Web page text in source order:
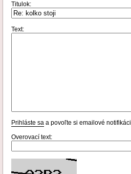
Titulok:
Text:
Prihláste sa a povoľte si emailové
Overovací text: